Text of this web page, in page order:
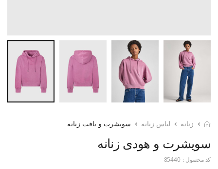
زنانه لباس زنانه سویشرت و بافت زنانه
سویشرت و هودی زنانه
کد محصول : 85440